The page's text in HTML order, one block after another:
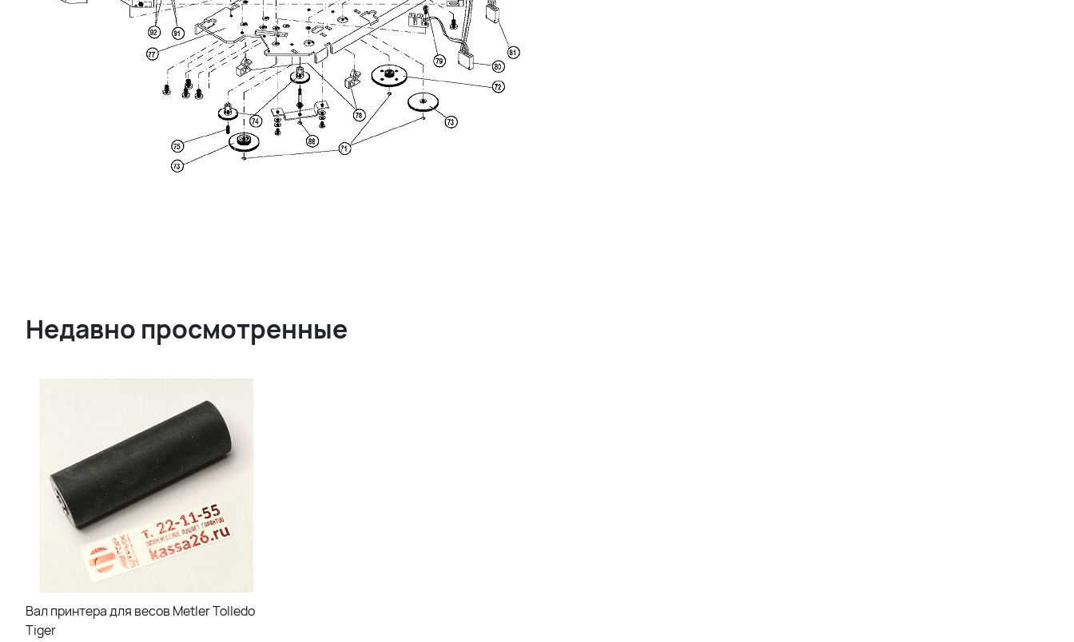
Недавно просмотренные
Вал принтера для весов Metler Tolledo
Tiger